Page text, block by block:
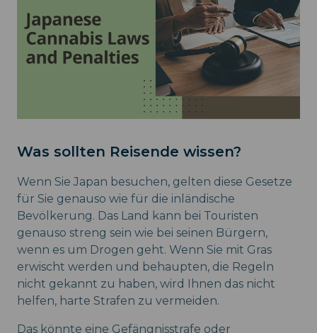
Was sollten Reisende wissen?
Wenn Sie Japan besuchen, gelten diese Gesetze
für Sie genauso wie für die inländische
Bevölkerung. Das Land kann bei Touristen
genauso streng sein wie bei seinen Bürgern,
wenn es um Drogen geht. Wenn Sie mit Gras
erwischt werden und behaupten, die Regeln
nicht gekannt zu haben, wird Ihnen das nicht
helfen, harte Strafen zu vermeiden.
Das könnte eine Gefängnisstrafe oder